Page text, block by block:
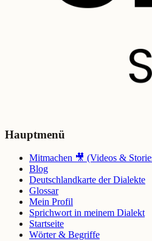
Hauptmenü
Mitmachen 🎥 (Videos &
Blog
Deutschlandkarte der Dialekte
Glossar
Mein Profil
Sprichwort in meinem Dialekt
Startseite
Wörter & Begriffe